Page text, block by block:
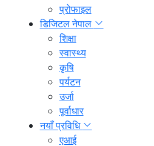
प्रोफाइल
डिजिटल नेपाल
शिक्षा
स्वास्थ्य
कृषि
पर्यटन
उर्जा
पूर्वाधार
नयाँ प्रविधि
एआई